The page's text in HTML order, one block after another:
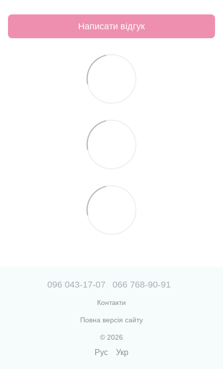
Написати відгук
096 043-17-07 066 768-90-91
Контакти
Повна версія сайту
© 2026
Рус Укр